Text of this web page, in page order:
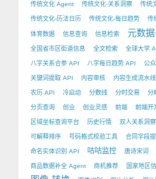
传统文化 Agent 传统文化-关系洞察 传统
传统文化-历法日历 传统文化-每日趋势 传
体育数据 信息查询 信息检索 元数
全国省市区街道信息 全文检索 全球大学
八字关系合参 API 八字每日趋势 API 公
关键词提取 API 内容审核 内容生成流水线
农历 API 冷启动 分数线 分时交易 分
分页查询 创业 创业灵感 前端 前端开
区域坐标查询平台 历史行情 双人关系洞察
可解释排序 号码格式校验工具 合同字段
命名实体识别 API 咕咕监控 唐诗宋词
商品数据补全 Agent 商机推荐 国家地区